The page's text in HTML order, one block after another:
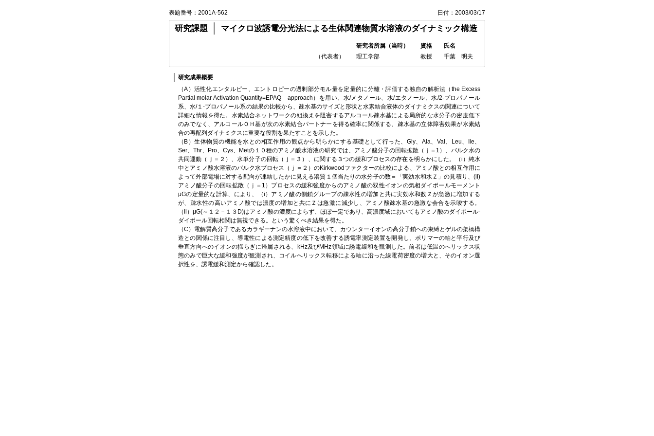
表題番号：2001A-562 日付：2003/03/17
研究課題 マイクロ波誘電分光法による生体関連物質水溶液のダイナミック構造
研究者所属（当時） 資格
氏名
（代表者）
理工学部 教授 千葉 明夫
研究成果概要
（A）活性化エンタルピー、エントロピーの過剰部分モル量を定量的に分離・評価する独自の解析法（the Excess
Partial molar Activation Quantity=EPAQ approach）を用い、水/メタノール、水/エタノール、水/2-プロパノール
系、水/１-プロパノール系の結果の比較から、疎水基のサイズと形状と水素結合液体のダイナミクスの関連について
詳細な情報を得た。水素結合ネットワークの組換えを阻害するアルコール疎水基による局所的な水分子の密度低下
のみでなく、アルコールＯＨ基が次の水素結合パートナーを得る確率に関係する、疎水基の立体障害効果が水素結
合の再配列ダイナミクスに重要な役割を果たすことを示した。
（B）生体物質の機能を水との相互作用の観点から明らかにする基礎として行った、Gly、Ala、Val、Leu、Ile、
Ser、Thr、Pro、Cys、Metの１０種のアミノ酸水溶液の研究では、アミノ酸分子の回転拡散（ｊ＝1）、バルク水の
共同運動（ｊ＝２）、水単分子の回転（ｊ＝３）、に関する３つの緩和プロセスの存在を明らかにした。（i）純水
中とアミノ酸水溶液のバルク水プロセス（ｊ＝２）のKirkwoodファクターの比較による、アミノ酸との相互作用に
よって外部電場に対する配向が凍結したかに見える溶質１個当たりの水分子の数＝「実効水和水Ｚ」の見積り、(ii)
アミノ酸分子の回転拡散（ｊ＝1）プロセスの緩和強度からのアミノ酸の双性イオンの気相ダイポールモーメント
μGの定量的な計算、により、（i）アミノ酸の側鎖グループの疎水性の増加と共に実効水和数Ｚが急激に増加する
が、疎水性の高いアミノ酸では濃度の増加と共にＺは急激に減少し、アミノ酸疎水基の急激な会合を示唆する。
（ii）μG(～１２－１３D)はアミノ酸の濃度によらず、ほぼ一定であり、高濃度域においてもアミノ酸のダイポール-
ダイポール回転相関は無視できる。という驚くべき結果を得た。
（C）電解質高分子であるカラギーナンの水溶液中において、カウンターイオンの高分子鎖への束縛とゲルの架橋構
造との関係に注目し、導電性による測定精度の低下を改善する誘電率測定装置を開発し、ポリマーの軸と平行及び
垂直方向へのイオンの揺らぎに帰属される、kHz及びMHz領域に誘電緩和を観測した。前者は低温のへリックス状
態のみで巨大な緩和強度が観測され、コイルへリックス転移による軸に沿った線電荷密度の増大と、そのイオン選
択性を、誘電緩和測定から確認した。